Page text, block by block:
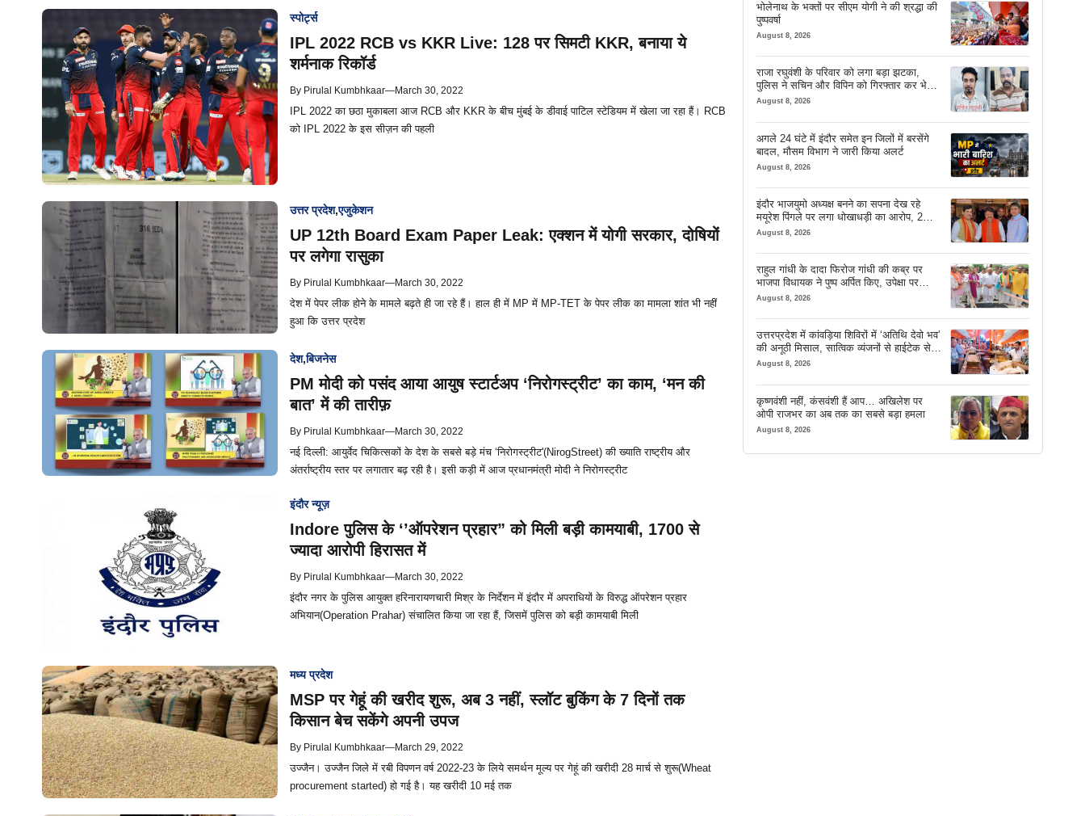
स्पोर्ट्स
IPL 2022 RCB vs KKR Live: 128 पर सिमटी KKR, बनाया ये
शर्मनाक रिकॉर्ड
By Pirulal Kumbhkaar—March 30, 2022
IPL 2022 का छठा मुकाबला आज RCB और KKR के बीच मुंबई के डीवाई पाटिल स्टेडियम में खेला जा रहा हैं। RCB
को IPL 2022 के इस सीज़न की पहली
उत्तर प्रदेश,एजुकेशन
UP 12th Board Exam Paper Leak: एक्शन में योगी सरकार, दोषियों
पर लगेगा रासुका
By Pirulal Kumbhkaar—March 30, 2022
देश में पेपर लीक होने के मामले बढ़ते ही जा रहे हैं। हाल ही में MP में MP-TET के पेपर लीक का मामला शांत भी नहीं
हुआ कि उत्तर प्रदेश
देश,बिजनेस
PM मोदी को पसंद आया आयुष स्टार्टअप ‘निरोगस्ट्रीट’ का काम, ‘मन की
बात’ में की तारीफ़
By Pirulal Kumbhkaar—March 30, 2022
नई दिल्ली: आयुर्वेद चिकित्सकों के देश के सबसे बड़े मंच ‘निरोगस्ट्रीट'(NirogStreet) की ख्याति राष्ट्रीय और
अंतर्राष्ट्रीय स्तर पर लगातार बढ़ रही है। इसी कड़ी में आज प्रधानमंत्री मोदी ने निरोगस्ट्रीट
इंदौर न्यूज़
Indore पुलिस के ‘’ऑपरेशन प्रहार” को मिली बड़ी कामयाबी, 1700 से
ज्यादा आरोपी हिरासत में
By Pirulal Kumbhkaar—March 30, 2022
इंदौर नगर के पुलिस आयुक्त हरिनारायणचारी मिश्र के निर्देशन में इंदौर में अपराधियों के विरुद्ध ऑपरेशन प्रहार
अभियान(Operation Prahar) संचालित किया जा रहा हैं, जिसमें पुलिस को बड़ी कामयाबी मिली
मध्य प्रदेश
MSP पर गेहूं की खरीद शुरू, अब 3 नहीं, स्लॉट बुकिंग के 7 दिनों तक
किसान बेच सकेंगे अपनी उपज
By Pirulal Kumbhkaar—March 29, 2022
उज्जैन। उज्जैन जिले में रबी विपणन वर्ष 2022-23 के लिये समर्थन मूल्य पर गेहूं की खरीदी 28 मार्च से शुरू(Wheat
procurement started) हो गई है। यह खरीदी 10 मई तक
भोलेनाथ के भक्तों पर सीएम योगी ने की श्रद्धा की
पुष्पवर्षा
August 8, 2026
राजा रघुवंशी के परिवार को लगा बड़ा झटका,
पुलिस ने सचिन और विपिन को गिरफ्तार कर भेजा
जेल
August 8, 2026
अगले 24 घंटे में इंदौर समेत इन जिलों में बरसेंगे
बादल, मौसम विभाग ने जारी किया अलर्ट
August 8, 2026
इंदौर भाजयुमो अध्यक्ष बनने का सपना देख रहे
मयूरेश पिंगले पर लगा धोखाधड़ी का आरोप, 2
करोड़ 18 लाख लेने के बाद भी नहीं दिया जमीन
August 8, 2026
राहुल गांधी के दादा फिरोज गांधी की कब्र पर
भाजपा विधायक ने पुष्प अर्पित किए, उपेक्षा पर
दिखाया आईना
August 8, 2026
उत्तरप्रदेश में कांवड़िया शिविरों में ‘अतिथि देवो भव’
की अनूठी मिसाल, सात्विक व्यंजनों से हाईटेक सेवा
तक खास इंतजाम
August 8, 2026
कृष्णवंशी नहीं, कंसवंशी हैं आप… अखिलेश पर
ओपी राजभर का अब तक का सबसे बड़ा हमला
August 8, 2026